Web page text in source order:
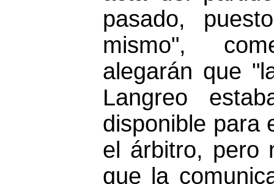
pasado,
mismo",
alegarán que
Langreo
disponible para
el árbitro, pero
que la